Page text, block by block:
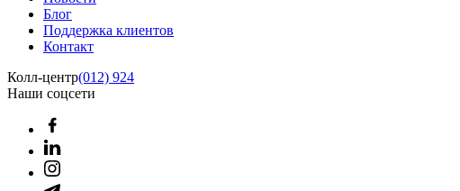
Блог
Поддержка клиентов
Контакт
Колл-центр(012) 924
Наши соцсети